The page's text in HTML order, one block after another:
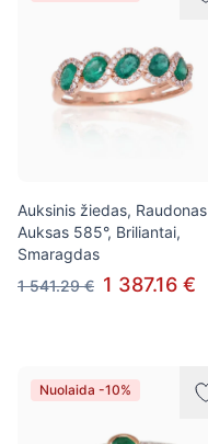
Auksinis žiedas, Raudonas
Auksas 585°, Briliantai,
Smaragdas
1 541.29 € 1 387.16 €
Nuolaida -10%